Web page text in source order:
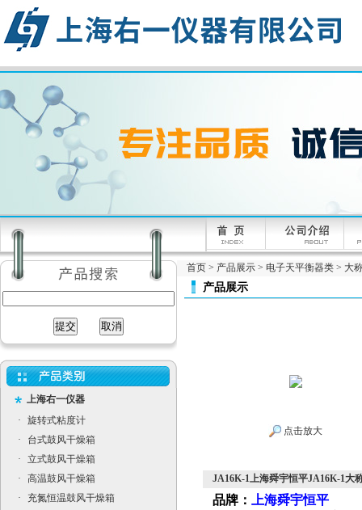
上海右一仪器
·
旋转式粘度计
·
台式鼓风干燥箱
·
立式鼓风干燥箱
·
高温鼓风干燥箱
·
充氮恒温鼓风干燥箱
首页 > 产品展示 > 电子天平衡器类 > 大
产品展示
点击放大
JA16K-1上海舜宇恒平JA16K-1大
品牌：
上海舜宇恒平